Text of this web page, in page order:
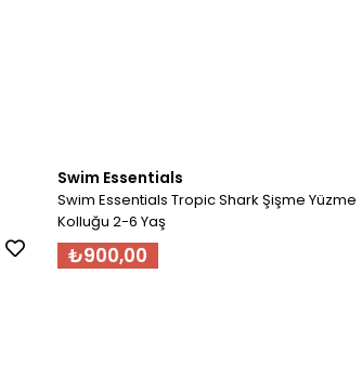
Swim Essentials
Swim Essentials Tropic Shark Şişme Yüzme
Kolluğu 2-6 Yaş
₺900,00